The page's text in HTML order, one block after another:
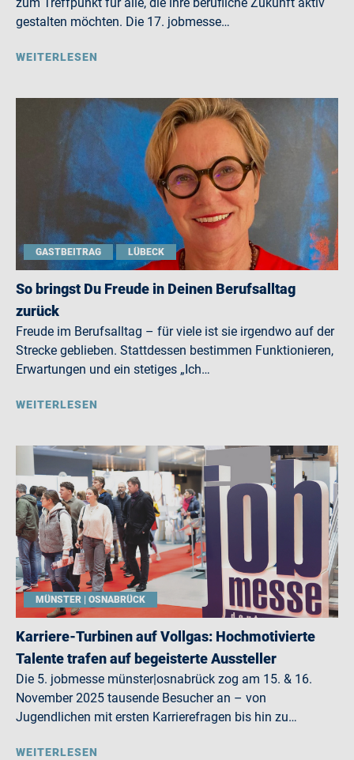
gestalten möchten. Die 17. jobmesse…
WEITERLESEN
GASTBEITRAG LÜBECK
So bringst Du Freude in Deinen Berufsalltag
zurück
Freude im Berufsalltag – für viele ist sie irgendwo auf der
Strecke geblieben. Stattdessen bestimmen Funktionieren,
Erwartungen und ein stetiges „Ich…
WEITERLESEN
MÜNSTER | OSNABRÜCK
Karriere-Turbinen auf Vollgas: Hochmotivierte
Talente trafen auf begeisterte Aussteller
Die 5. jobmesse münster|osnabrück zog am 15. & 16.
November 2025 tausende Besucher an – von
Jugendlichen mit ersten Karrierefragen bis hin zu…
WEITERLESEN